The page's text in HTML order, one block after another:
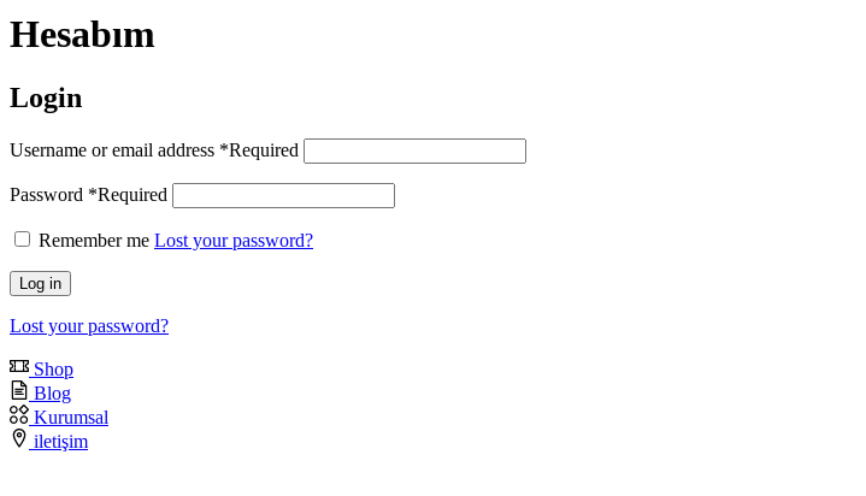
Hesabım
Login
Username or email address *Required
Password *Required
Remember me Lost your password?
Log in
Lost your password?
Shop
Blog
Kurumsal
iletişim